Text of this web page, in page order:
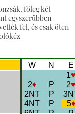
főleg két
egyszerűbben
fel, és csak öten